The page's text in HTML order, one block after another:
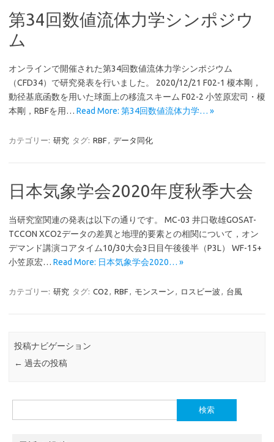
第34回数値流体力学シンポジウ
ム
オンラインで開催された第34回数値流体力学シンポジウム
（CFD34）で研究発表を行いました。 2020/12/21 F02-1 榎本剛，
動径基底函数を用いた球面上の移流スキーム F02-2 小笠原宏司・榎
本剛，RBFを用… Read More: 第34回数値流体力学… »
カテゴリー: 研究 タグ: RBF データ同化
日本気象学会2020年度秋季大会
当研究室関連の発表は以下の通りです。 MC-03 井口敬雄GOSAT-
TCCON XCO2データの差異と地理的要素との相関について，オン
デマンド講演コアタイム10/30大会3日目午後後半（P3L） WF-15+
小笠原宏… Read More: 日本気象学会2020… »
カテゴリー: 研究 タグ: CO2 RBF モンスーン ロスビー波 台風
投稿ナビゲーション
← 過去の投稿
索: